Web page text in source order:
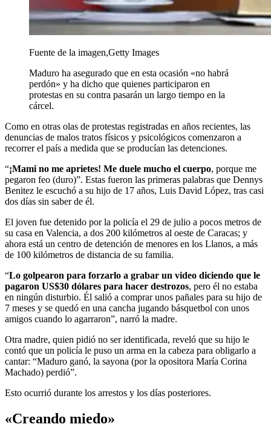
Fuente de la imagen,Getty Images
Maduro ha asegurado que en esta ocasión «no habrá
perdón» y ha dicho que quienes participaron en
protestas en su contra pasarán un largo tiempo en la
cárcel.
Como en otras olas de protestas registradas en años recientes, las
denuncias de malos tratos físicos y psicológicos comenzaron a
recorrer el país a medida que se producían las detenciones.
“¡Mami no me aprietes! Me duele mucho el cuerpo, porque me
pegaron feo (duro)”. Estas fueron las primeras palabras que Dennys
Benitez le escuchó a su hijo de 17 años, Luis David López, tras casi
dos días sin saber de él.
El joven fue detenido por la policía el 29 de julio a pocos metros de
su casa en Valencia, a dos 200 kilómetros al oeste de Caracas; y
ahora está un centro de detención de menores en los Llanos, a más
de 100 kilómetros de distancia de su familia.
“Lo golpearon para forzarlo a grabar un video diciendo que le
pagaron US$30 dólares para hacer destrozos, pero él no estaba
en ningún disturbio. Él salió a comprar unos pañales para su hijo de
7 meses y se quedó en una cancha jugando básquetbol con unos
amigos cuando lo agarraron”, narró la madre.
Otra madre, quien pidió no ser identificada, reveló que su hijo le
contó que un policía le puso un arma en la cabeza para obligarlo a
cantar: “Maduro ganó, la sayona (por la opositora María Corina
Machado) perdió”.
Esto ocurrió durante los arrestos y los días posteriores.
«Creando miedo»